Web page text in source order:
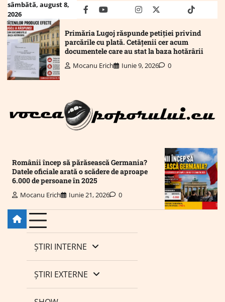
Skip
content
sâmbătă, august 8,
2026
facebookyoutubeMailinstagram
twitter truthtiktok
Primăria Lugoj răspunde petiției privind
parcările cu plată. Cetățenii cer acum
documentele care au stat la baza hotărârii
Mocanu Erich Iunie 9, 2026 0
Românii încep să părăsească Germania?
Datele oficiale arată o scădere de aproape
6.000 de persoane în 2025
Mocanu Erich Iunie 21, 2026 0
ȘTIRI INTERNE
ȘTIRI EXTERNE